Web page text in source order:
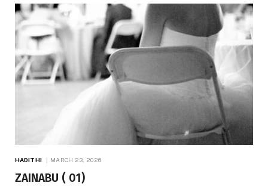
HADITHI MARCH 23, 2026
ZAINABU ( 01)